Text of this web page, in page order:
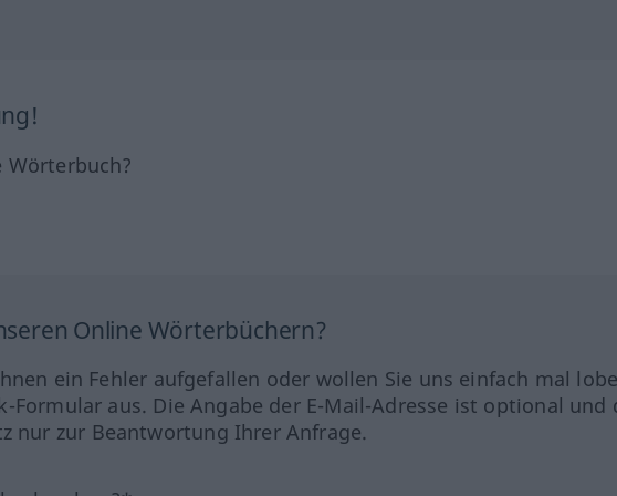
Online Wörterbüchern?
ein Fehler aufgefallen oder wollen Sie uns einfach mal
Formular aus. Die Angabe der E-Mail-Adresse ist optional und
nur zur Beantwortung Ihrer Anfrage.